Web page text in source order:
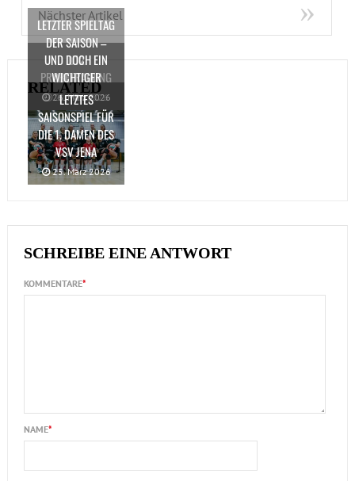
Nächster Artikel
RELATED
U12
PROBETRAINING
21. Mai 2026
LETZTER SPIELTAG
DER SAISON –
UND DOCH EIN
WICHTIGER
26. März 2026
LETZTES
SAISONSPIEL FÜR
DIE 1. DAMEN DES
VSV JENA
25. März 2026
SCHREIBE EINE ANTWORT
KOMMENTARE*
NAME*